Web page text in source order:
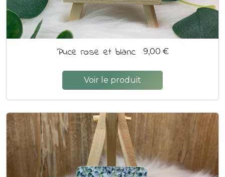
Puce rose et blanc 9,00 €
Voir le produit